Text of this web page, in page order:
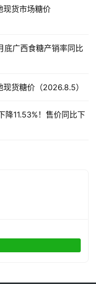
现货市场糖价
广西食糖产销率同比
货糖价（2026.8.5）
降11.53%！售价同比下